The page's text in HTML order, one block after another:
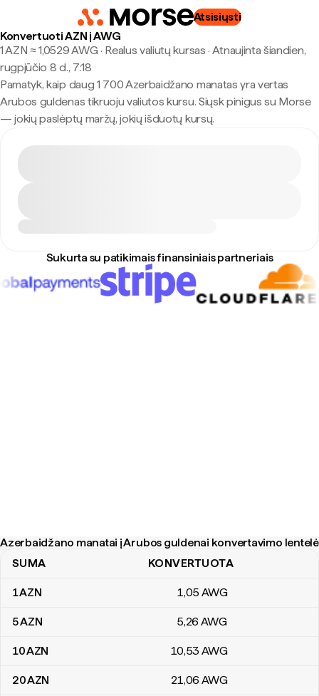
Atsisiųsti
Konvertuoti AZN į AWG
1 AZN ≈ 1,0529 AWG · Realus valiutų kursas · Atnaujinta šiandien,
rugpjūčio 8 d., 7:18
Pamatyk, kaip daug 1 700 Azerbaidžano manatas yra vertas
Arubos guldenas tikruoju valiutos kursu. Siųsk pinigus su Morse
— jokių paslėptų maržų, jokių išduotų kursų.
Sukurta su patikimais finansiniais partneriais
Azerbaidžano manatai į Arubos guldenai konvertavimo lentelė
Azerbaidžano manatai į Arubos guldenai konvertavimo lentelė
SUMA KONVERTUOTA
1AZN 1,05 AWG
5AZN 5,26 AWG
10AZN 10,53 AWG
20AZN 21,06 AWG